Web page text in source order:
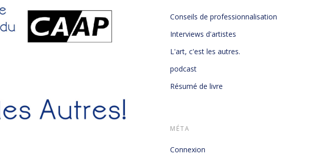
Conseils de professionnalisation
Interviews d'artistes
L'art, c'est les autres.
podcast
Résumé de livre
MÉTA
Connexion